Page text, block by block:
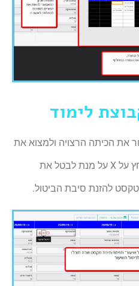
לימוד
את הכיתה הרצויה ולמצוא את
בשיעור הרלוונטי, יש ללחץ על X על מנת לבטל את
להזנת סיבת הביטול.